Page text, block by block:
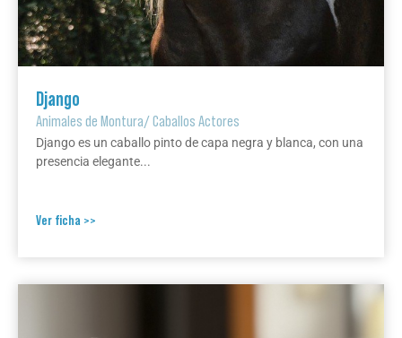
Django
Animales de Montura/Caballos Actores
Django es un caballo pinto de capa negra y blanca, con una
presencia elegante...
Ver ficha >>